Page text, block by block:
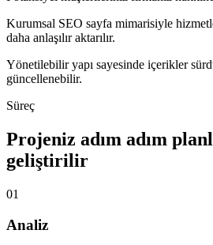
Kurumsal SEO sayfa mimarisiyle
daha anlaşılır aktarılır.
Yönetilebilir yapı sayesinde içerikler
güncellenebilir.
Süreç
Projeniz adım adım
geliştirilir
01
Analiz